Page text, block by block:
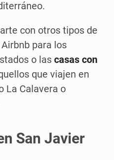
con otros tipos de
para los
o las casas con
que viajen en
La Calavera o
San Javier